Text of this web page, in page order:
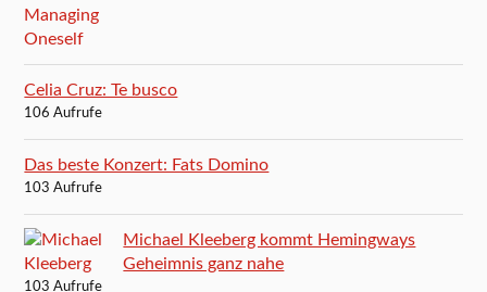
Celia Cruz: Te busco
106 Aufrufe
Das beste Konzert: Fats Domino
103 Aufrufe
Michael Kleeberg kommt Hemingways
Geheimnis ganz nahe
103 Aufrufe